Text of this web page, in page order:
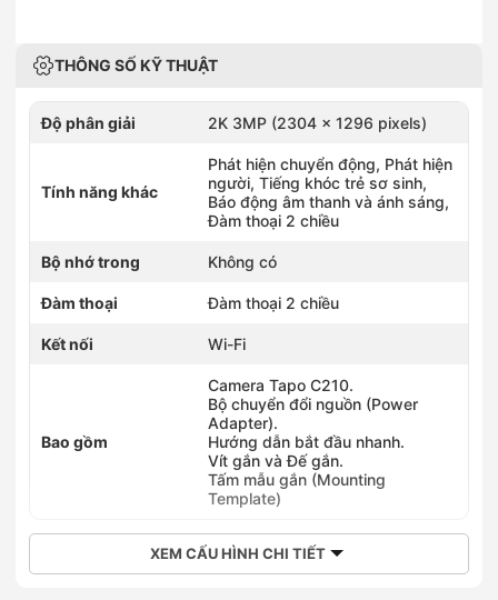
THÔNG SỐ KỸ THUẬT
Độ phân giải 2K 3MP (2304 x 1296 pixels)
Tính năng khác
Phát hiện chuyển động, Phát hiện
người, Tiếng khóc trẻ sơ sinh,
Báo động âm thanh và ánh sáng,
Đàm thoại 2 chiều
Bộ nhớ trong Không có
Đàm thoại Đàm thoại 2 chiều
Kết nối Wi-Fi
Bao gồm
Camera Tapo C210.
Bộ chuyển đổi nguồn (Power
Adapter).
Hướng dẫn bắt đầu nhanh.
Vít gắn và Đế gắn.
Tấm mẫu gắn (Mounting
Template)
XEM CẤU HÌNH CHI TIẾT